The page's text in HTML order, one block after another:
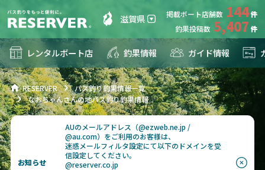
滋賀県 掲載ボート店舗数 144
釣果投稿数 5,407
レンタルボート店 釣果情報 ガイド情報
RESERVER
バス釣り釣果情報一覧
なおちゃんさんの地バス釣り釣果情報
お知らせ
AUのメールアドレス（@ezweb.ne.jp /
@au.com）をご利用のお客様は、
迷惑メールフィルタ設定にて以下のドメインを受
信設定してください。
@reserver.co.jp